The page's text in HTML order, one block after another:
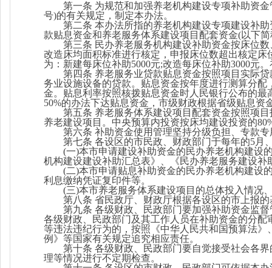
第一条 为规范和加强养老机构建设专项补助资
号)的有关规定，制定本办法。
第二条 本办法所指的养老机构建设专项建设补
款贴息资金和养老服务体系建设项目配套资金(以下
第三条 民办养老服务机构建设补助资金按床位
改造床均面积标准进行核定，申报床位数超出核定
为：新建每床位补助5000元;改造每床位补助3000元
第四条 养老服务业贷款贴息资金按照项目实际
务业设施设备的贷款。贴息资金按年度进行测算分
金。贴息利率按照核拨贴息资金时人民银行公布的
50%的办法下达贴息资金，市级财政根据省级贴息
第五条 养老服务体系建设项目配套资金按照项
养老建设项目。中央预算内投资按床均建设投资的
第六条 补助资金使用管理坚持分级负担、专款
第七条 各设区的市民政、财政部门于每年的5月
(一)本市申请建设补助资金的民办养老机构建设
机构建设建设补助汇总表》、《民办养老服务建设
(二)本市申请贴息补助资金的民办养老机构建设
利息缴纳凭证复印件等。
(三)本市养老服务体系建设项目的总体投入情况
第八条 省民政厅、财政厅根据各设区的市上报
第九条 各级财政、民政部门要加强补助资金监
各级财政、民政部门及其工作人员在补助资金的分
等违法违纪行为的，按照《中华人民共和国预算法
例》等国家有关规定追究相应责任。
第十条 各级财政、民政部门要自觉接受社会各
理等情况进行不定期检查。